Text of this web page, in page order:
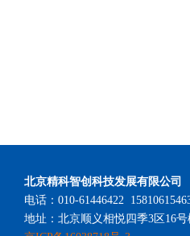
北京精科智创科技发展有限公司
电话：010-61446422
地址：北京顺义相悦四季3区16号